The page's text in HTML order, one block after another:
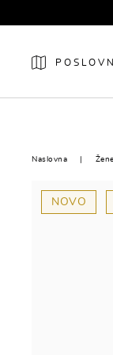
Naslovna Žene
NOVO